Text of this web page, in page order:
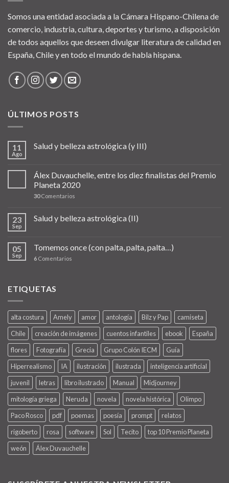
Somos una entidad asociada a la Cámara Hispano-Chilena de
comercio, industria, cultura, deportes y turismo, a disposición
de todos aquellos que deseen divulgar literatura de calidad en
España, Chile y en todo el mundo de habla hispana.
ÚLTIMOS POSTS
11
Ago
Salud y belleza astrológica (y III)
Álex Duvauchelle, entre los diez finalistas del Premio
Planeta 2020
30Comentarios
23
Sep
Salud y belleza astrológica (II)
05
Sep
Tomemos once (con palta, palta, palta…)
6 Comentarios
ETIQUETAS
alta costura Amely amor antología Bilz y Pap
camiseta
Chile
creación de imágenes cuentos infantiles ebook
España
flores
Fotografía Grecia Grupo Colón IECM
Guía
Hiperrealismo
IA ilustración ilustrada
inteligencia artificial
juvenil
letras libro ilustrado Manual
Midjourney
mitología griega
Neruda novela novela histórica
Olimpo
Paco Rosco
pdf poemas poesía prompt
relatos
rigoberto
rosa software Sol Tecito
top 10 Premio Planeta
weón
Álex Duvauchelle